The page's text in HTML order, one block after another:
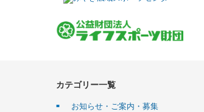
カテゴリー一覧
お知らせ・ご案内・募集